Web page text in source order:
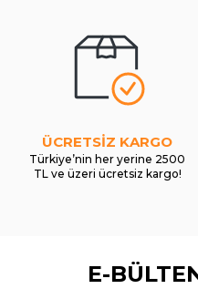
ÜCRETSİZ KARGO
Türkiye’nin her yerine 2500
TL ve üzeri ücretsiz kargo!
E-